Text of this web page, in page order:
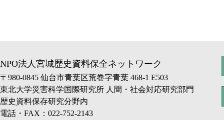
NPO法人宮城歴史資料保全ネットワーク
〒980-0845 仙台市青葉区荒巻字青葉 468-1 E503
東北大学災害科学国際研究所 人間・社会対応研究部門
歴史資料保存研究分野内
電話・FAX：022-752-2143